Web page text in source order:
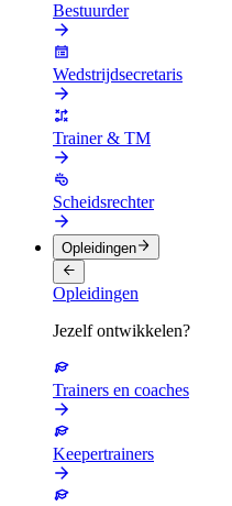
Bestuurder
Wedstrijdsecretaris
Trainer & TM
Scheidsrechter
Opleidingen
Opleidingen
Jezelf ontwikkelen?
Trainers en coaches
Keepertrainers